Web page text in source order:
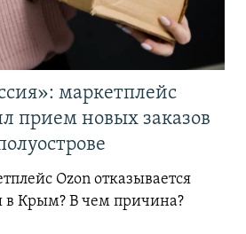
маркетплейс
прием новых заказов
Ozon отказывается
в Крым? В чем причина?